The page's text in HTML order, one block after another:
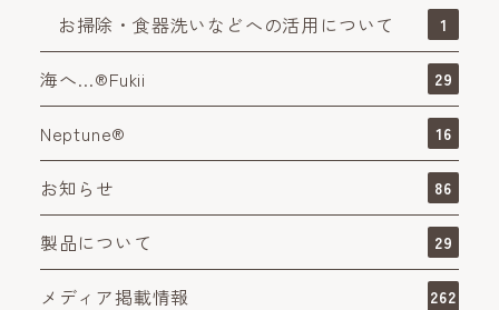
お掃除・食器洗いなどへの活用について 1
海へ…®Fukii 29
Neptune® 16
お知らせ 86
製品について 29
メディア掲載情報 262